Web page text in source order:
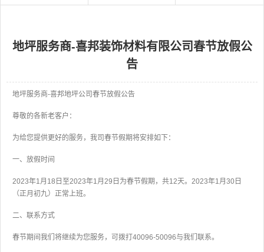
例
们
询
地坪服务商-喜邦装饰材料有限公司春节放假公
告
地坪服务商-喜邦地坪公司春节放假公告
尊敬的各新老客户：
为给您提供更好的服务，我司春节假期将安排如下：
一、放假时间
2023年1月18日至2023年1月29日为春节假期，共12天。2023年1月30日
（正月初九）正常上班。
二、联系方式
春节期间我们将继续为您服务，可拨打40096-50096与我们联系。